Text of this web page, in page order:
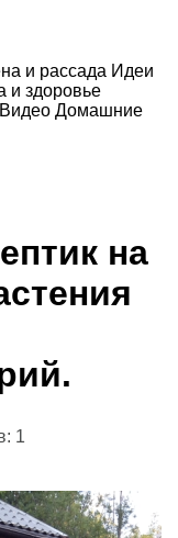
и рассада Идеи
и здоровье
Видео Домашние
на
1